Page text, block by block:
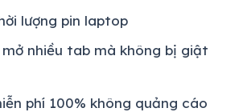
lượng pin laptop
mở nhiều tab mà không bị giật
phí 100% không quảng cáo